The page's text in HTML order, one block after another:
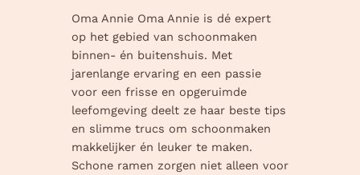
Oma Annie Oma Annie is dé expert
op het gebied van schoonmaken
binnen- én buitenshuis. Met
jarenlange ervaring en een passie
voor een frisse en opgeruimde
leefomgeving deelt ze haar beste tips
en slimme trucs om schoonmaken
makkelijker én leuker te maken.
Schone ramen zorgen niet alleen voor